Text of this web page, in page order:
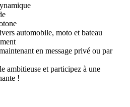
automobile, moto et bateau
en message privé ou par
ambitieuse et participez à une
!